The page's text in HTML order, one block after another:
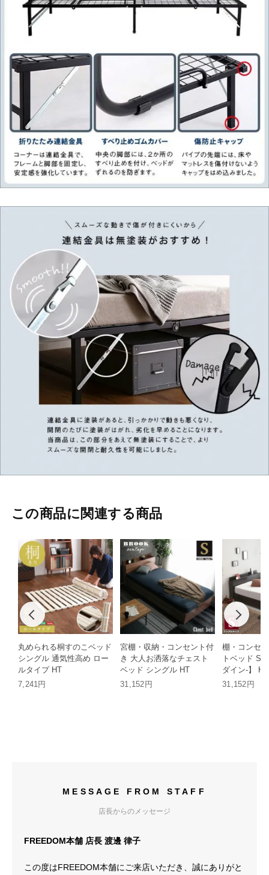
この商品に関連する商品
丸められる桐すのこベッド
シングル 通気性高め ロー
ルタイプ HT
7,241円
宮棚・収納・コンセント付
き 大人お洒落なチェスト
ベッド シングル HT
31,152円
棚・コンセ
トベッド S
ダイン-】 HT
31,152円
MESSAGE FROM STAFF
店長からのメッセージ
FREEDOM本舗 店長 渡邊 律子
この度はFREEDOM本舗にご来店いただき、誠にありがと